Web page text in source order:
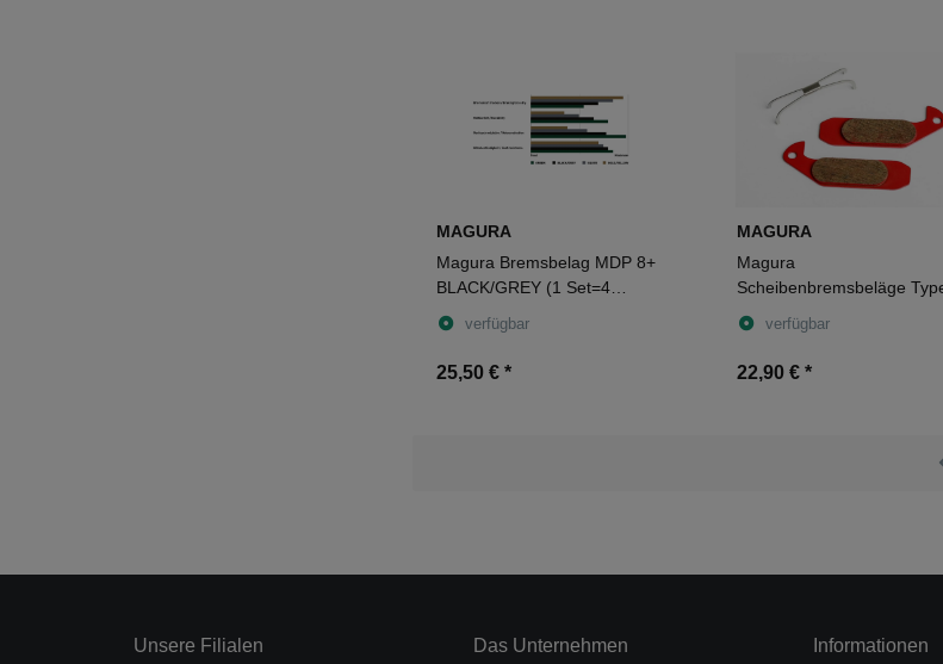
MAGURA
Magura Bremsbelag MDP 8+
BLACK/GREY (1 Set=4
Einzelbeläge)
verfügbar
25,50 € *
MAGURA
Magura
Scheibenbremsbeläge
1.2 Gustav M Set rot
verfügbar
22,90 € *
Unsere Filialen Das Unternehmen Informationen